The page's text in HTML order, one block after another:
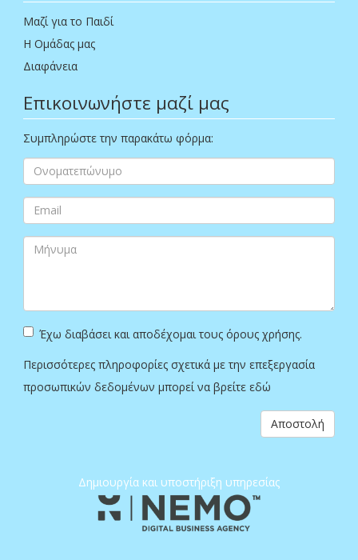
Μαζί για το Παιδί
Η Ομάδας μας
Διαφάνεια
Επικοινωνήστε μαζί μας
Συμπληρώστε την παρακάτω φόρμα:
Έχω διαβάσει και αποδέχομαι τους όρους χρήσης.
Περισσότερες πληροφορίες σχετικά με την επεξεργασία
προσωπικών δεδομένων μπορεί να βρείτε εδώ
Αποστολή
Δημιουργία και υποστήριξη υπηρεσίας